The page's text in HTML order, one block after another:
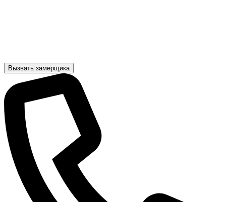
Вызвать замерщика